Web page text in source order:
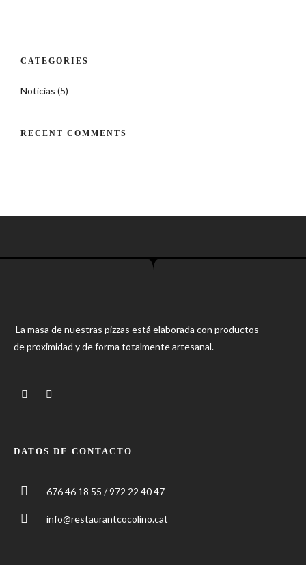
CATEGORIES
Noticias (5)
RECENT COMMENTS
La masa de nuestras pizzas está elaborada con productos
de proximidad y de forma totalmente artesanal.
DATOS DE CONTACTO
676 46 18 55 / 972 22 40 47
info@restaurantcocolino.cat